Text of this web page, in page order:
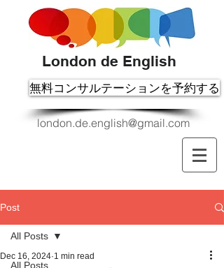
London de English
無料コンサルテーションを予約する
london.de.english@gmail.com
Post
All Posts
All Posts
Dec 16, 2024 1 min read